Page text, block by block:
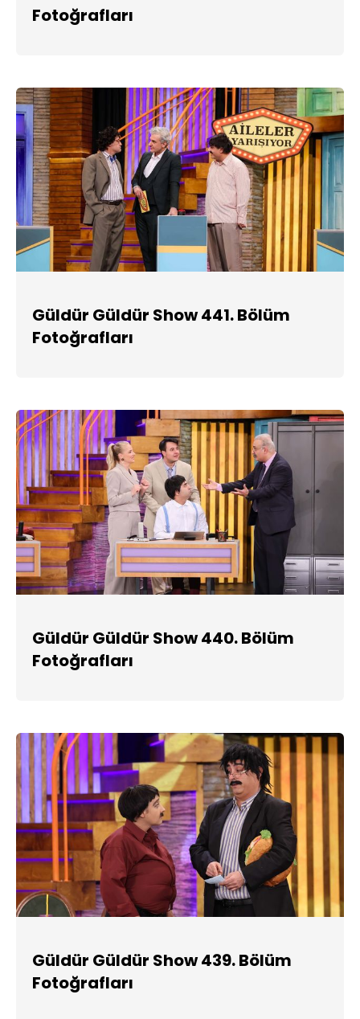
Fotoğrafları
Güldür Güldür Show 441. Bölüm
Fotoğrafları
Güldür Güldür Show 440. Bölüm
Fotoğrafları
Güldür Güldür Show 439. Bölüm
Fotoğrafları